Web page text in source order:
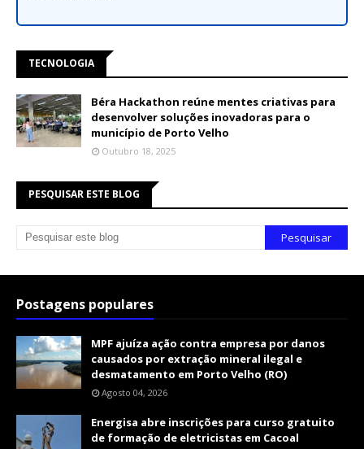
TECNOLOGIA
Béra Hackathon reúne mentes criativas para
desenvolver soluções inovadoras para o
município de Porto Velho
Outubro 18, 2025
PESQUISAR ESTE BLOG
Postagens populares
MPF ajuíza ação contra empresa por danos
causados por extração mineral ilegal e
desmatamento em Porto Velho (RO)
Agosto 04, 2026
Energisa abre inscrições para curso gratuito
de formação de eletricistas em Cacoal